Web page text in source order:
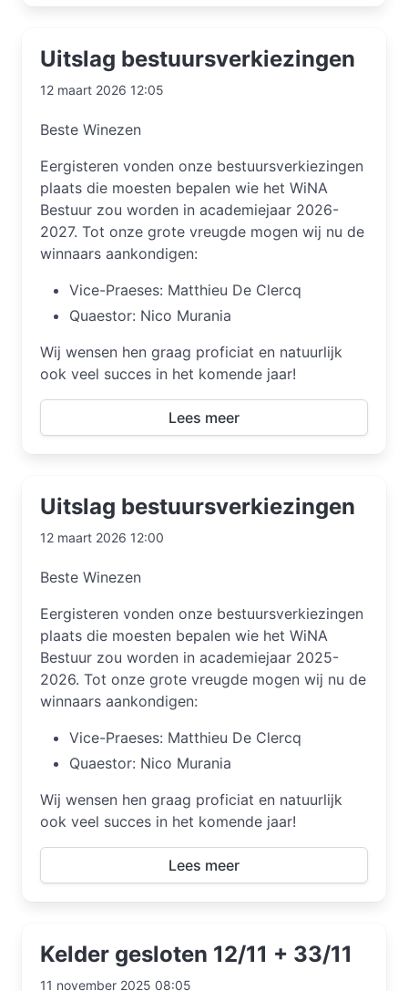
Uitslag bestuursverkiezingen
12 maart 2026 12:05
Beste Winezen
Eergisteren vonden onze bestuursverkiezingen
plaats die moesten bepalen wie het WiNA
Bestuur zou worden in academiejaar 2026-
2027. Tot onze grote vreugde mogen wij nu de
winnaars aankondigen:
Vice-Praeses: Matthieu De Clercq
Quaestor: Nico Murania
Wij wensen hen graag proficiat en natuurlijk
ook veel succes in het komende jaar!
Lees meer
Uitslag bestuursverkiezingen
12 maart 2026 12:00
Beste Winezen
Eergisteren vonden onze bestuursverkiezingen
plaats die moesten bepalen wie het WiNA
Bestuur zou worden in academiejaar 2025-
2026. Tot onze grote vreugde mogen wij nu de
winnaars aankondigen:
Vice-Praeses: Matthieu De Clercq
Quaestor: Nico Murania
Wij wensen hen graag proficiat en natuurlijk
ook veel succes in het komende jaar!
Lees meer
Kelder gesloten 12/11 + 33/11
11 november 2025 08:05